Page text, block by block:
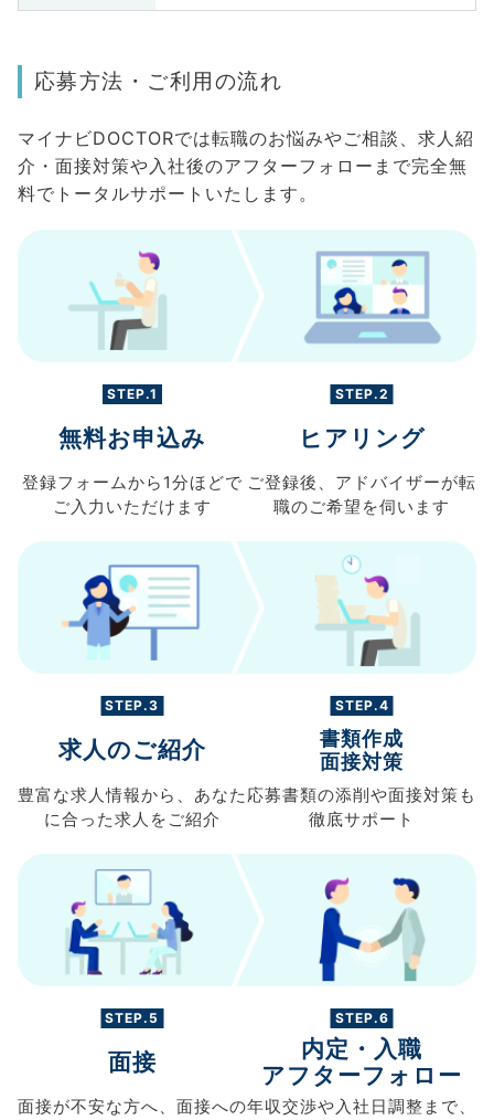
応募方法・ご利用の流れ
マイナビDOCTORでは転職のお悩みやご相談、求人紹
介・面接対策や入社後のアフターフォローまで完全無
料でトータルサポートいたします。
STEP.1
無料お申込み
登録フォームから 1分ほどで
ご入力 いただけます
STEP.2
ヒアリング
ご登録後、 アドバイザーが転
職のご希望を伺います
STEP.3
求人のご紹介
豊富な求人情報から、 あなた
に合った求人を ご紹介
STEP.4
書類作成
面接対策
応募書類の添削や面接対策も
徹底サポート
STEP.5
面接
面接が不安な方へ、 面接への
STEP.6
内定・入職
アフターフォロー
年収交渉や入社日調整まで、